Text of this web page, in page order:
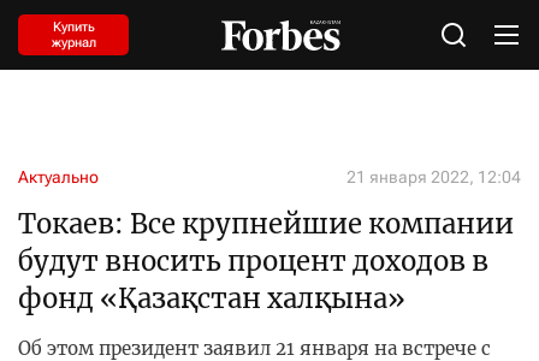
Купить
журнал
Актуально 21 января 2022, 12:04
Токаев: Все крупнейшие компании
будут вносить процент доходов в
фонд «Қазақстан халқына»
Об этом президент заявил 21 января на встрече с